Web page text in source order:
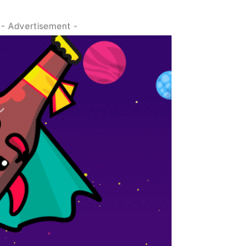
- Advertisement -